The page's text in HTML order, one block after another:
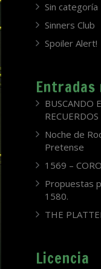
Sin categoría
Sinners Club
Spoiler Alert!
BUSCANDO
RECUERDOS
Noche de
Pretense
1569 –
Propuestas
1580.
THE
Licencia